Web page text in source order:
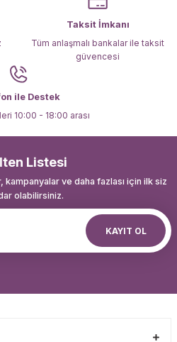
Taksit İmkanı
Tüm anlaşmalı bankalar ile taksit
güvencesi
ile Destek
10:00 - 18:00 arası
Listesi
ve daha fazlası için ilk siz
olabilirsiniz.
KAYIT OL